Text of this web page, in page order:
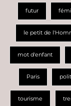
futur
le petit de
mot d'enfant
Paris
tourisme